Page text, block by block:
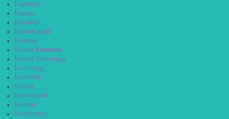
Барнаул
Барыш
Батайск
Бахчисарай
Бежецк
Белая Калитва
Белая Холуница
Белгород
Белебей
Белёв
Белинский
Белово
Белогорск